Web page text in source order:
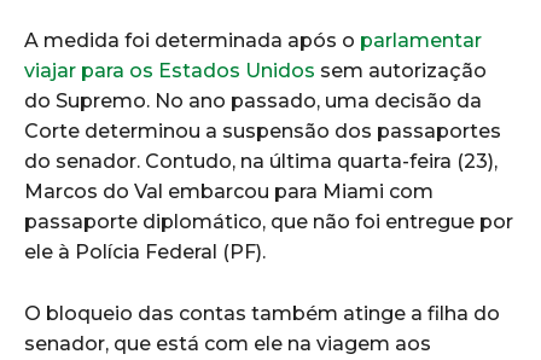
A medida foi determinada após o parlamentar
viajar para os Estados Unidos sem autorização
do Supremo. No ano passado, uma decisão da
Corte determinou a suspensão dos passaportes
do senador. Contudo, na última quarta-feira (23),
Marcos do Val embarcou para Miami com
passaporte diplomático, que não foi entregue por
ele à Polícia Federal (PF).
O bloqueio das contas também atinge a filha do
senador, que está com ele na viagem aos